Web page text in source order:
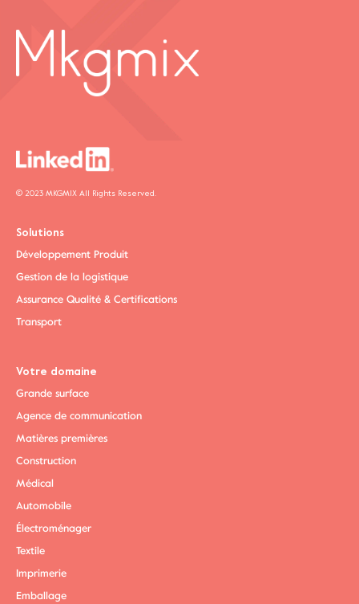
© 2023 MKGMIX All Rights Reserved.
Solutions
Développement Produit
Gestion de la logistique
Assurance Qualité & Certifications
Transport
Votre domaine
Grande surface
Agence de communication
Matières premières
Construction
Médical
Automobile
Électroménager
Textile
Imprimerie
Emballage